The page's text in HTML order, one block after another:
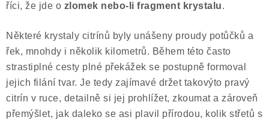
říci, že jde o zlomek nebo-li fragment krystalu.
Některé krystaly citrínů byly unášeny proudy potůčků a
řek, mnohdy i několik kilometrů. Během této často
strastiplné cesty plné překážek se postupně formoval
jejich filání tvar. Je tedy zajímavé držet takovýto pravý
citrín v ruce, detailně si jej prohlížet, zkoumat a zároveň
přemýšlet, jak daleko se asi plavil přírodou, kolik střetů s